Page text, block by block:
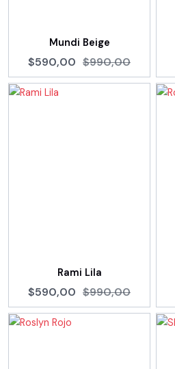
Mundi Beige
$590,00 $990,00
Rami Lila
$590,00 $990,00